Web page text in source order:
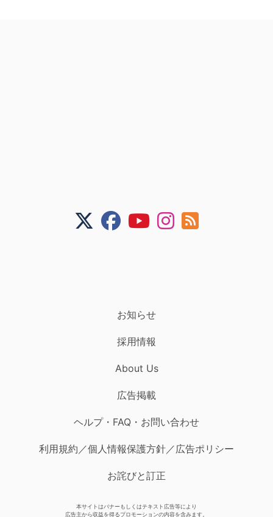
お知らせ
採用情報
About Us
広告掲載
ヘルプ・FAQ・お問い合わせ
利用規約／個人情報保護方針／広告ポリシー
お詫びと訂正
本サイトはバナーもしくはテキスト広告等により
広告主から収益を得るプロモーションの内容を含みます。